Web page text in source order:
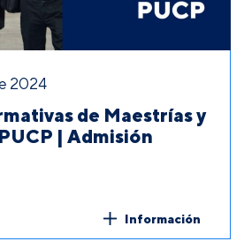
2024
de Maestrías y
| Admisión
Información